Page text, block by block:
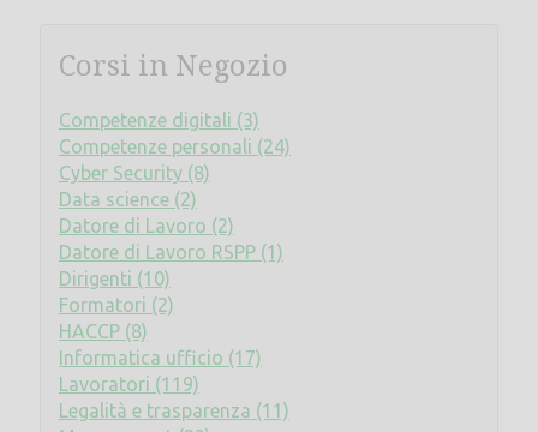
Corsi in Negozio
Competenze digitali (3)
Competenze personali (24)
Cyber Security (8)
Data science (2)
Datore di Lavoro (2)
Datore di Lavoro RSPP (1)
Dirigenti (10)
Formatori (2)
HACCP (8)
Informatica ufficio (17)
Lavoratori (119)
Legalità e trasparenza (11)